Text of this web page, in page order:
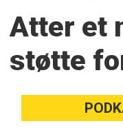
Atter et
støtte